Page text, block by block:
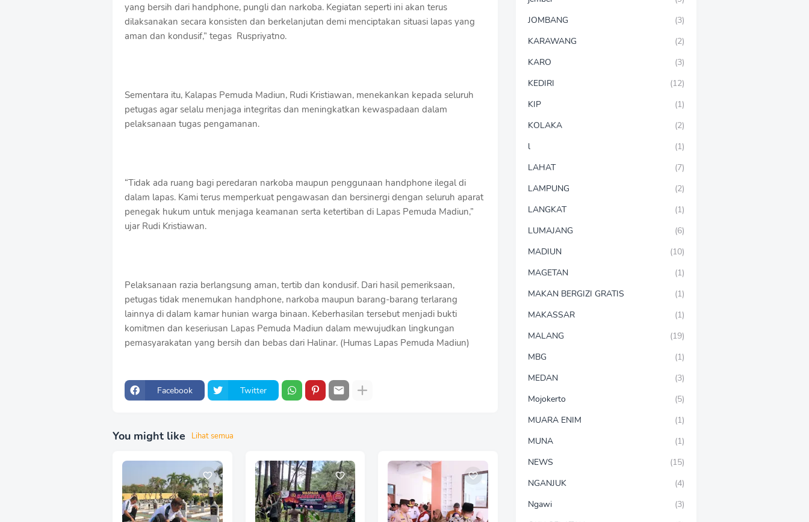
yang bersih dari handphone, pungli dan narkoba. Kegiatan seperti ini akan terus
dilaksanakan secara konsisten dan berkelanjutan demi menciptakan situasi lapas yang
aman dan kondusif,” tegas Ruspriyatno.
Sementara itu, Kalapas Pemuda Madiun, Rudi Kristiawan, menekankan kepada seluruh
petugas agar selalu menjaga integritas dan meningkatkan kewaspadaan dalam
pelaksanaan tugas pengamanan.
“Tidak ada ruang bagi peredaran narkoba maupun penggunaan handphone ilegal di
dalam lapas. Kami terus memperkuat pengawasan dan bersinergi dengan seluruh aparat
penegak hukum untuk menjaga keamanan serta ketertiban di Lapas Pemuda Madiun,”
ujar Rudi Kristiawan.
Pelaksanaan razia berlangsung aman, tertib dan kondusif. Dari hasil pemeriksaan,
petugas tidak menemukan handphone, narkoba maupun barang-barang terlarang
lainnya di dalam kamar hunian warga binaan. Keberhasilan tersebut menjadi bukti
komitmen dan keseriusan Lapas Pemuda Madiun dalam mewujudkan lingkungan
pemasyarakatan yang bersih dan bebas dari Halinar. (Humas Lapas Pemuda Madiun)
Facebook Twitter
You might like Lihat semua
JOMBANG
(3)
KARAWANG
(2)
KARO
(3)
KEDIRI
(12)
KIP
(1)
KOLAKA
(2)
l
(1)
LAHAT
(7)
LAMPUNG
(2)
LANGKAT
(1)
LUMAJANG
(6)
MADIUN
(10)
MAGETAN
(1)
MAKAN BERGIZI GRATIS
(1)
MAKASSAR
(1)
MALANG
(19)
MBG
(1)
MEDAN
(3)
Mojokerto
(5)
MUARA ENIM
(1)
MUNA
(1)
NEWS
(15)
NGANJUK
(4)
Ngawi
(3)